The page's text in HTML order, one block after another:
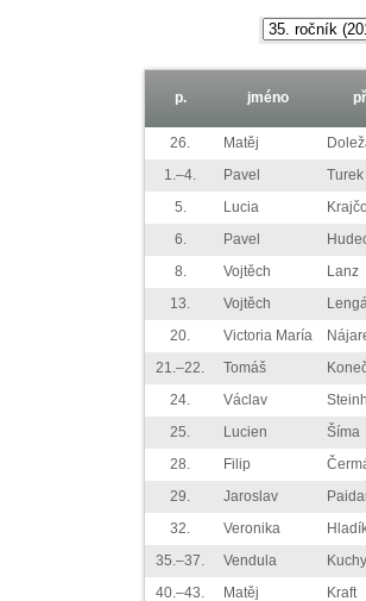
p. jméno
26. Matěj
1.–4.
Pavel Turek
5.
Lucia
6.
Pavel
8.
Vojtěch Lanz
13.
Vojtěch
20.
Victoria María
21.–22.
Tomáš
24.
Václav
25.
Lucien Šíma
28.
Filip
29.
Jaroslav
32.
Veronika
35.–37.
Vendula
40.–43.
Matěj Kraft